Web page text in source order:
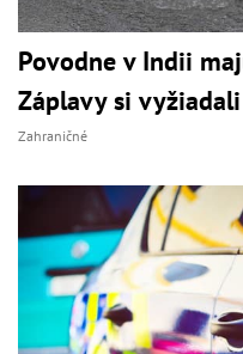
Povodne v Indii
Záplavy si
Zahraničné